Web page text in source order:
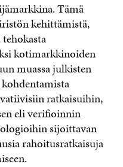
Tämä
kehittämistä,
kotimarkkinoiden
muassa julkisten
ratkaisuihin,
eli verifioinnin
sijoittavan
rahoitusratkaisuja